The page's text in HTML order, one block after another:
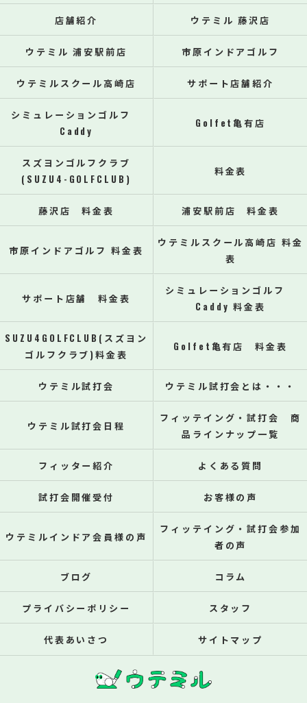
店舗紹介 ウテミル 藤沢店
ウテミル 浦安駅前店 市原インドアゴルフ
ウテミルスクール高崎店 サポート店舗紹介
シミュレーションゴルフ
Caddy
Golfet亀有店
スズヨンゴルフクラブ
(SUZU4-GOLFCLUB)
料金表
藤沢店 料金表 浦安駅前店 料金表
市原インドアゴルフ 料金表
ウテミルスクール高崎店 料金
表
サポート店舗 料金表
シミュレーションゴルフ
Caddy 料金表
SUZU4GOLFCLUB(スズヨン
ゴルフクラブ)料金表
Golfet亀有店 料金表
ウテミル試打会 ウテミル試打会とは・・・
ウテミル試打会日程
フィッテイング・試打会 商
品ラインナップ一覧
フィッター紹介 よくある質問
試打会開催受付 お客様の声
ウテミルインドア会員様の声
フィッテイング・試打会参加
者の声
ブログ コラム
プライバシーポリシー スタッフ
代表あいさつ サイトマップ